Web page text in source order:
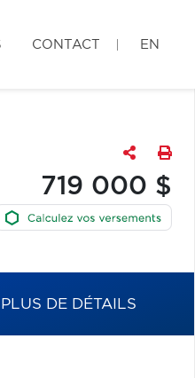
CONTACT EN
719 000 $
DE DÉTAILS